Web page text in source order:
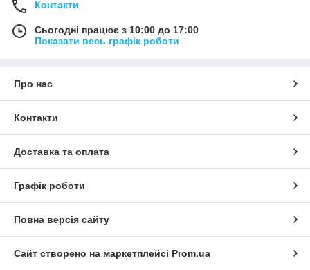
Контакти
Сьогодні працює з 10:00 до 17:00
Показати весь графік роботи
Про нас
Контакти
Доставка та оплата
Графік роботи
Повна версія сайту
Сайт створено на маркетплейсі Prom.ua